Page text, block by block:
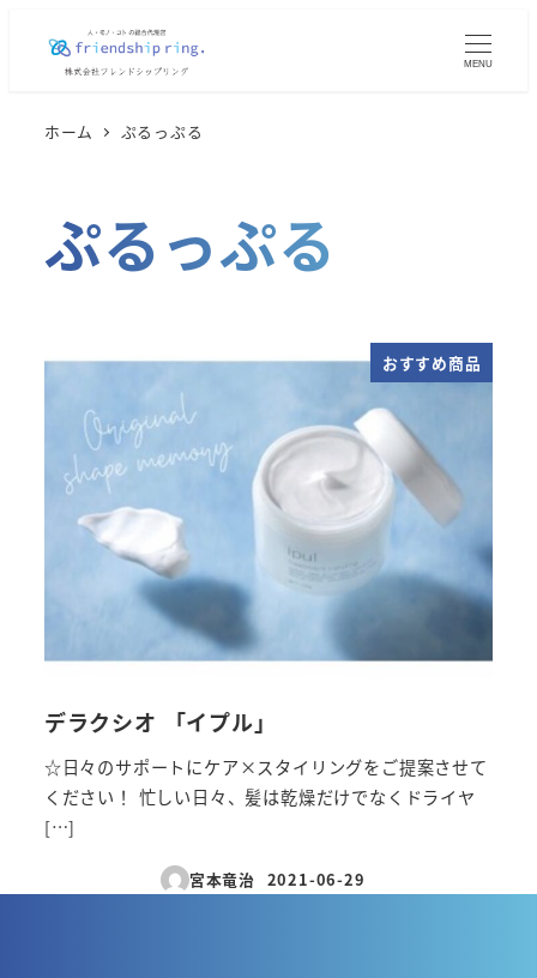
MENU
ホーム ぷるっぷる
ぷるっぷる
おすすめ商品
デラクシオ 「イプル」
☆日々のサポートにケア×スタイリングをご提案させて
ください！ 忙しい日々、髪は乾燥だけでなくドライヤ
[…]
宮本竜治
投稿日
2021-06-29